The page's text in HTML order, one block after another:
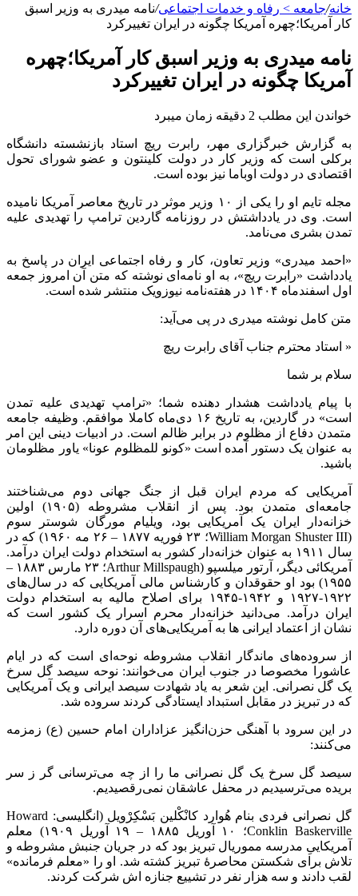
خانه/جامعه > رفاه و خدمات اجتماعی/نامه میدری به وزیر اسبق
کار آمریکا؛چهره آمریکا چگونه در ایران تغییرکرد
نامه میدری به وزیر اسبق کار آمریکا؛چهره
آمریکا چگونه در ایران تغییرکرد
خواندن این مطلب 2 دقیقه زمان میبرد
به گزارش خبرگزاری مهر، رابرت ریچ استاد بازنشسته دانشگاه
برکلی است که وزیر کار در دولت کلینتون و عضو شورای تحول
اقتصادی در دولت اوباما نیز بوده است.
مجله تایم او را یکی از ۱۰ وزیر موثر در تاریخ معاصر آمریکا نامیده
است. وی در یادداشتش در روزنامه گاردین ترامپ را تهدیدی علیه
تمدن بشری می‌نامد.
«احمد میدری» وزیر تعاون، کار و رفاه اجتماعی ایران در پاسخ به
یادداشت «رابرت ریچ»، به او نامه‌ای نوشته که متن آن امروز جمعه
اول اسفندماه ۱۴۰۴ در هفته‌نامه نیوزویک منتشر شده است.
متن کامل نوشته میدری در پی می‌آید:
« استاد محترم جناب آقای رابرت ریچ
سلام بر شما
با پیام یادداشت هشدار دهنده شما؛ «ترامپ تهدیدی علیه تمدن
است» در گاردین، به تاریخ ۱۶ دی‌ماه کاملا موافقم. وظیفه جامعه
متمدن دفاع از مظلوم در برابر ظالم است. در ادبیات دینی این امر
به عنوان یک دستور آمده است «‌کونو للمظلوم عونا» یاور مظلومان
باشید.
آمریکایی که مردم ایران قبل از جنگ جهانی دوم می‌شناختند
جامعه‌ای متمدن بود. پس از انقلاب مشروطه (۱۹۰۵) اولین
خزانه‌دار ایران یک آمریکایی بود، ویلیام مورگان شوستر سوم
(William Morgan Shuster III؛ ۲۳ فوریه ۱۸۷۷ – ۲۶ مه ۱۹۶۰) که در
سال ۱۹۱۱ به عنوان خزانه‌دار کشور به استخدام دولت ایران درآمد.
آمریکائی دیگر، آرتور میلسپو (Arthur Millspaugh؛ ۲۳ مارس ۱۸۸۳ –
۱۹۵۵) بود او حقوقدان و کارشناس مالی آمریکایی که در سال‌های
۱۹۲۲-۱۹۲۷ و ۱۹۴۲-۱۹۴۵ برای اصلاح مالیه به استخدام دولت
ایران درآمد. می‌دانید خزانه‌دار محرم اسرار یک کشور است که
نشان از اعتماد ایرانی ها به آمریکایی‌های آن دوره دارد.
از سروده‌های ماندگار انقلاب مشروطه نوحه‌ای است که در ایام
عاشورا مخصوصا در جنوب ایران می‌خوانند: نوحه سیصد گل سرخ
یک گل نصرانی. این شعر به یاد شهادت سیصد ایرانی و یک آمریکایی
که در تبریز در مقابل استبداد ایستادگی کردند سروده شد.
در این سرود با آهنگی حزن‌انگیز عزاداران امام حسین (ع) زمزمه
می‌کنند:
سیصد گل سرخ یک گل نصرانی ما را از چه می‌ترسانی گر ز سر
بریده می‌ترسیدیم در محفل عاشقان نمی‌رقصیدیم.
گل نصرانی فردی بنام هُوارد کانْکْلین بَسْکِرْویل (انگلیسی: Howard
Conklin Baskerville؛ ۱۰ آوریل ۱۸۸۵ – ۱۹ آوریل ۱۹۰۹) معلم
آمریکاییِ مدرسه مموریال تبریز بود که در جریان جنبش مشروطه و
تلاش برای شکستن محاصرهٔ تبریز کشته شد. او را «معلم فرمانده»
لقب دادند و سه هزار نفر در تشییع جنازه اش شرکت کردند.